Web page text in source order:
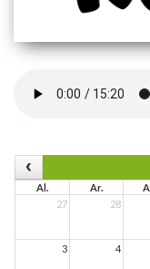
Al. Ar.
27
28
3 4